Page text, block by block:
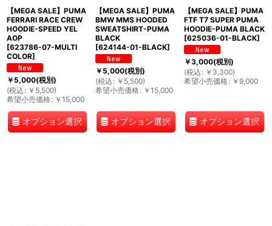
【MEGA SALE】PUMA
FERRARI RACE CREW
HOODIE-SPEED YEL
AOP
[623786-07-MULTI
COLOR]
￥5,000(税別)
(税込 : ￥ 5,500)
希望小売価格: ￥ 15,000
オプション選択
【MEGA SALE】PUMA
BMW MMS HOODED
SWEATSHIRT-PUMA
BLACK
[624144-01-BLACK]
￥5,000(税別)
(税込 : ￥ 5,500)
希望小売価格: ￥ 15,000
オプション選択
【MEGA SALE】PUMA
FTF T7 SUPER PUMA
HOODIE-PUMA BLACK
[625036-01-BLACK]
￥3,000(税別)
(税込 : ￥ 3,300)
希望小売価格: ￥ 9,000
オプション選択